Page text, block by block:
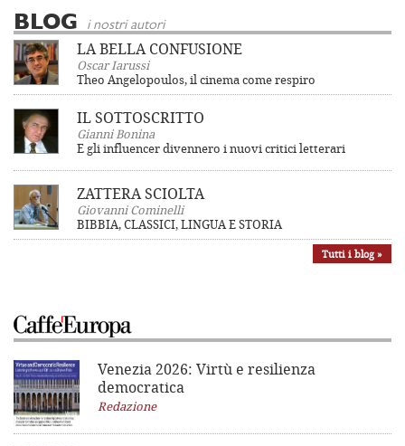
BLOG i nostri autori
LA BELLA CONFUSIONE
Oscar Iarussi
Theo Angelopoulos, il cinema come respiro
IL SOTTOSCRITTO
Gianni Bonina
E gli influencer divennero i nuovi critici letterari
ZATTERA SCIOLTA
Giovanni Cominelli
BIBBIA, CLASSICI, LINGUA E STORIA
Tutti i blog »
Venezia 2026: Virtù e resilienza
democratica
Redazione